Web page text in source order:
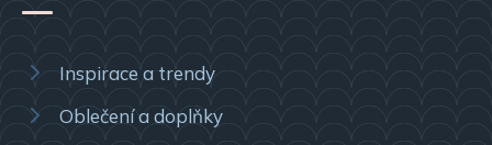
Inspirace a trendy
Oblečení a doplňky